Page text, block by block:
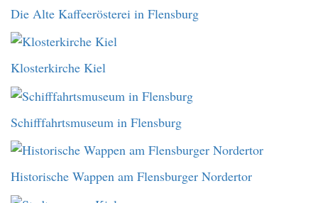
Die Alte Kaffeerösterei in Flensburg
Klosterkirche Kiel
Schifffahrtsmuseum in Flensburg
Historische Wappen am Flensburger Nordertor